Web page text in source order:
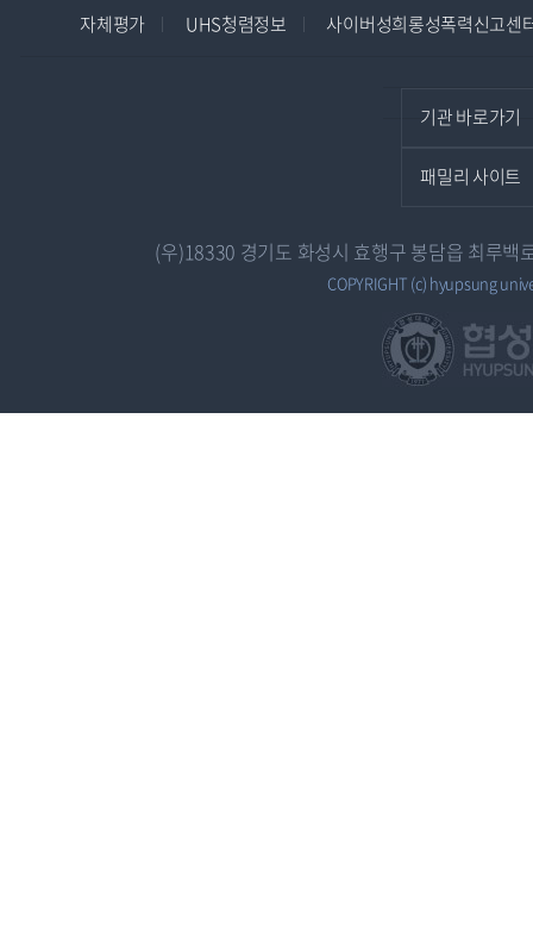
자체평가
UHS청렴정보 사이버성희롱성폭력신고센
기관 바로가기
패밀리 사이트
(우)18330 경기도 화성시 효행구 봉담읍 최루
COPYRIGHT (c) hyupsung